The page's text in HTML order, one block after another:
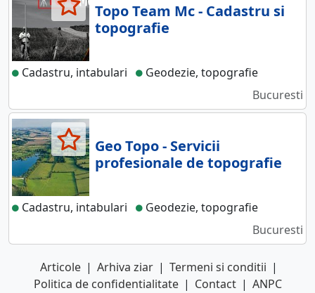
Topo Team Mc - Cadastru si
topografie
Cadastru, intabulari
Geodezie, topografie
Bucuresti
Geo Topo - Servicii
profesionale de topografie
Cadastru, intabulari
Geodezie, topografie
Bucuresti
Articole | Arhiva ziar | Termeni si conditii |
Politica de confidentialitate | Contact | ANPC